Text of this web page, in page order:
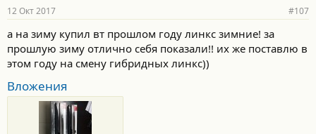
н
с
т
и
12 Окт 2017 #107
а на зиму купил вт прошлом году линкс зимние! за
прошлую зиму отлично себя показали!! их же поставлю в
этом году на смену гибридных линкс))
Вложения